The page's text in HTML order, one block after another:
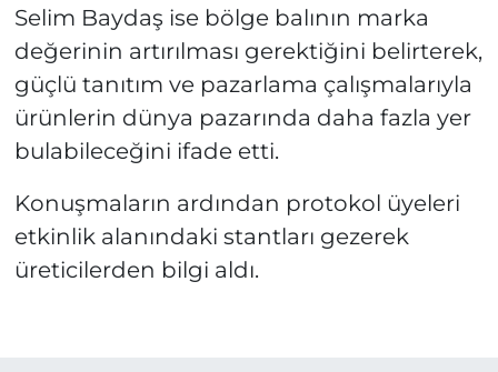
Selim Baydaş ise bölge balının marka
değerinin artırılması gerektiğini belirterek,
güçlü tanıtım ve pazarlama çalışmalarıyla
ürünlerin dünya pazarında daha fazla yer
bulabileceğini ifade etti.
Konuşmaların ardından protokol üyeleri
etkinlik alanındaki stantları gezerek
üreticilerden bilgi aldı.